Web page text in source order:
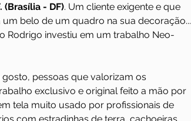
(Brasília - DF). Um cliente exigente e que
belo de um quadro na sua decoração...
Rodrigo investiu em um trabalho Neo-
pessoas que valorizam os
exclusivo e original feito a mão por
tela muito usado por profissionais de
com estradinhas de terra, cachoeiras,